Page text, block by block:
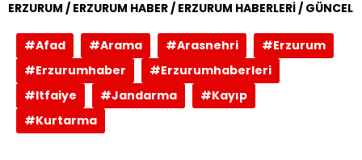
ERZURUM / ERZURUM HABER / ERZURUM HABERLERİ / GÜNCEL
#Afad #Arama #Arasnehri
#Erzurum
#Erzurumhaber
#Erzurumhaberleri
#Itfaiye
#Jandarma
#Kayıp
#Kurtarma